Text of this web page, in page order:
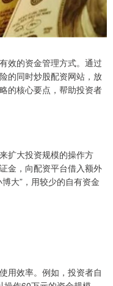
效的资金管理方式。通过
的同时炒股配资网站，放
的核心要点，帮助投资者
扩大投资规模的操作方
金，向配资平台借入额外
大”，用较少的自有资金
用效率。例如，投资者自